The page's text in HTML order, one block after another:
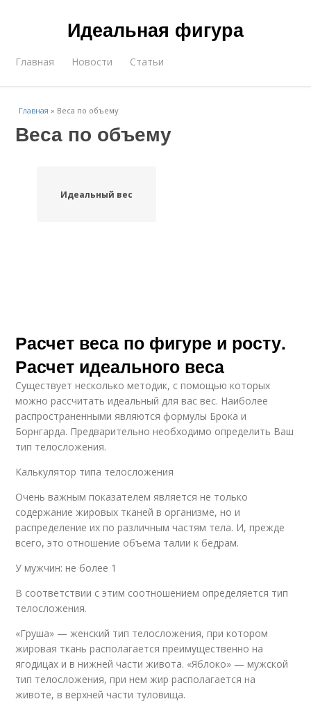
Идеальная фигура
Главная Новости Статьи
Главная » Веса по объему
Веса по объему
Идеальный вес
Расчет веса по фигуре и росту.
Расчет идеального веса
Существует несколько методик, с помощью которых
можно рассчитать идеальный для вас вес. Наиболее
распространенными являются формулы Брока и
Борнгарда. Предварительно необходимо определить Ваш
тип телосложения.
Калькулятор типа телосложения
Очень важным показателем является не только
содержание жировых тканей в организме, но и
распределение их по различным частям тела. И, прежде
всего, это отношение объема талии к бедрам.
У мужчин: не более 1
В соответствии с этим соотношением определяется тип
телосложения.
«Груша» — женский тип телосложения, при котором
жировая ткань располагается преимущественно на
ягoдицах и в нижней части живота. «Яблоко» — мужской
тип телосложения, при нем жир располагается на
животе, в верхней части туловища.